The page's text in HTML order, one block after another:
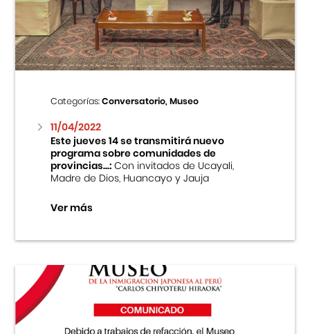
Categorías:Conversatorio, Museo
11/04/2022
Este jueves 14 se transmitirá nuevo
programa sobre comunidades de
provincias...:Con invitados de Ucayali,
Madre de Dios, Huancayo y Jauja
Ver más